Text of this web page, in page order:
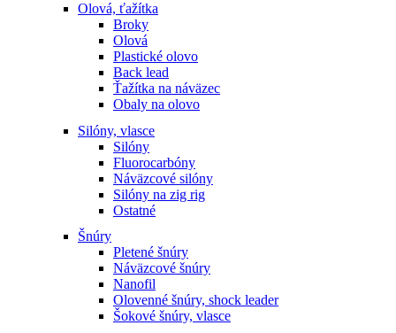
Olová, ťažítka
Broky
Olová
Plastické olovo
Back lead
Ťažítka na náväzec
Obaly na olovo
Silóny, vlasce
Silóny
Fluorocarbóny
Náväzcové silóny
Silóny na zig rig
Ostatné
Šnúry
Pletené šnúry
Náväzcové šnúry
Nanofil
Olovenné šnúry, shock leader
Šokové šnúry, vlasce